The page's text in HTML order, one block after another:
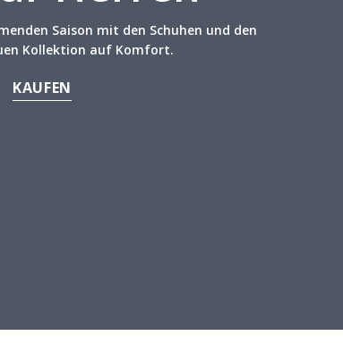
Saison mit den Schuhen und den
Kollektion auf Komfort.
KAUFEN